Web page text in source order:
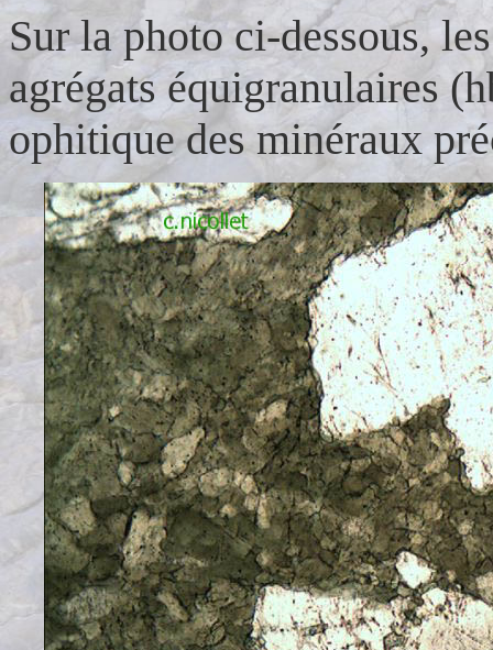
Sur la photo ci-dessous,
agrégats équigranulaires
ophitique des minéraux